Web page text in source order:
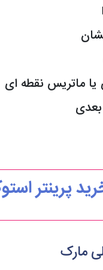
یا ماتریس نقطه ای
پرینتر
مارک